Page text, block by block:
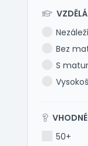
Nezáleží
Bez
S
50+